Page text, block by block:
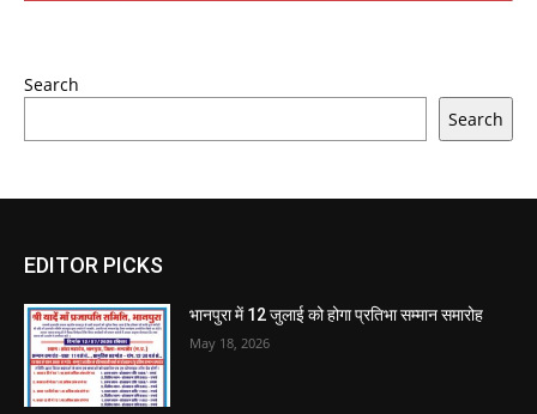
Search
Search
EDITOR PICKS
भानपुरा में 12 जुलाई को होगा प्रतिभा सम्मान समारोह
May 18, 2026